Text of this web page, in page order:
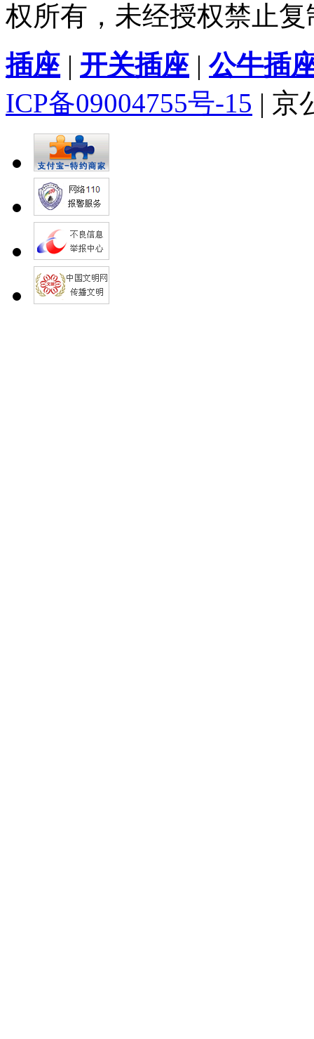
权所有，未经授权禁止
插座 | 开关插座 | 公牛插
ICP备09004755号-15 | 京